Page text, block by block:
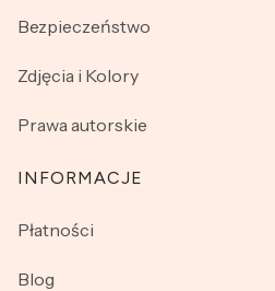
Bezpieczeństwo
Zdjęcia i Kolory
Prawa autorskie
INFORMACJE
Płatności
Blog